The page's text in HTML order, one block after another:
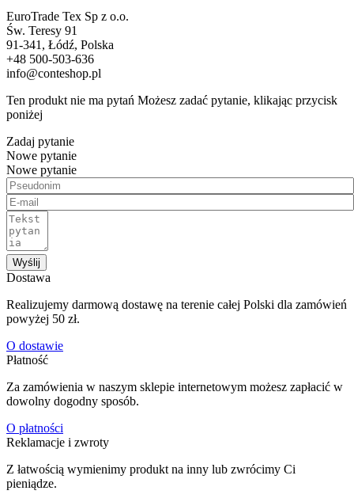
EuroTrade Tex Sp z o.o.
Św. Teresy 91
91-341, Łódź, Polska
+48 500-503-636
info@conteshop.pl
Ten produkt nie ma pytań Możesz zadać pytanie, klikając przycisk
poniżej
Zadaj pytanie
Nowe pytanie
Nowe pytanie
Wyślij
Dostawa
Realizujemy darmową dostawę na terenie całej Polski dla zamówień
powyżej 50 zł.
O dostawie
Płatność
Za zamówienia w naszym sklepie internetowym możesz zapłacić w
dowolny dogodny sposób.
O płatności
Reklamacje i zwroty
Z łatwością wymienimy produkt na inny lub zwrócimy Ci
pieniądze.